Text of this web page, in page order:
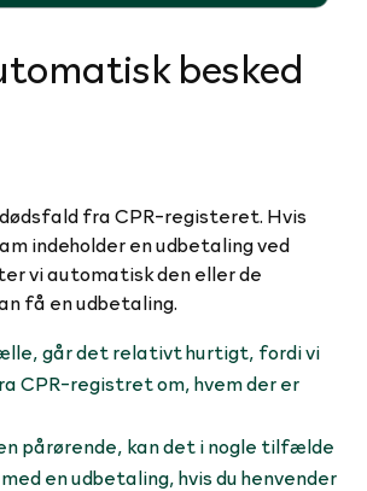
besked
fra CPR-registeret. Hvis
indeholder en udbetaling ved
vi automatisk den eller de
få en udbetaling.
går det relativt hurtigt, fordi vi
CPR-registret om, hvem der er
pårørende, kan det i nogle tilfælde
en udbetaling, hvis du henvender